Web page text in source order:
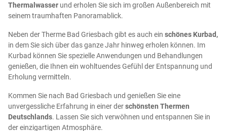
Thermalwasser und erholen Sie sich imgroßen Außenbereich mit
seinemtraumhaften Panoramabl ick.
Neben der Therme Bad Griesbach gibt es auch ein schönes Kurbad,
in dem Sie sich über das ganze Jahr hinweg erholen können. Im
Kurbad können Sie spezielle Anwendungen und Behandlungen
genießen, die Ihnen ein wohltuendes Gefühl der Entspannung und
Erholung vermitteln.
Kommen Sie nach Bad Griesbach und genießen Sie eine
unvergessliche Erfahrung in einer derschönsten Thermen
Deutschlands. Lassen Sie sich verwöhnen und entspannen Sie in
der einzigartigen Atmosphäre.